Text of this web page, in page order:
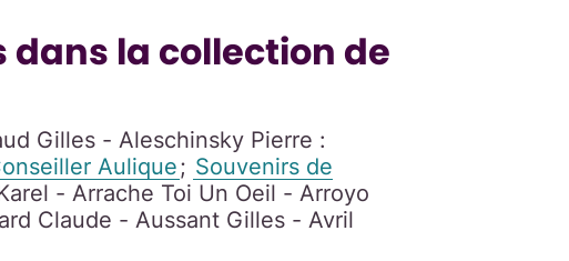
dans la collection de
Gilles - Aleschinsky Pierre :
Aulique; Souvenirs de
- Arrache Toi Un Oeil - Arroyo
Claude - Aussant Gilles - Avril